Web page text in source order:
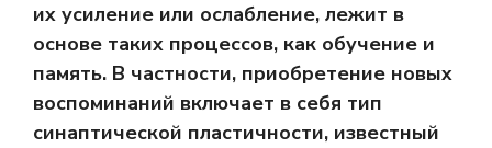
их усиление или ослабление, лежит в
основе таких процессов, как обучение и
память. В частности, приобретение новых
воспоминаний включает в себя тип
синаптической пластичности, известный